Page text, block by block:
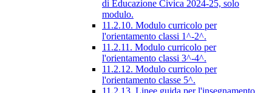
di Educazione Civica 2024-25, solo
modulo.
11.2.10. Modulo curricolo per
l'orientamento classi 1^-2^.
11.2.11. Modulo curricolo per
l'orientamento classi 3^-4^.
11.2.12. Modulo curricolo per
l'orientamento classe 5^.